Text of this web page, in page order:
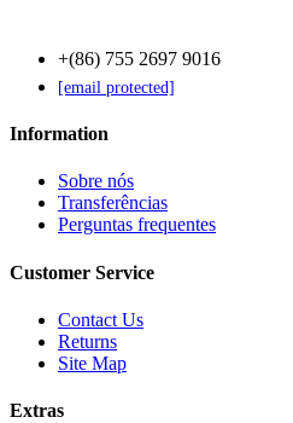
+(86) 755 2697 9016
[email protected]
Information
Sobre nós
Transferências
Perguntas frequentes
Customer Service
Contact Us
Returns
Site Map
Extras